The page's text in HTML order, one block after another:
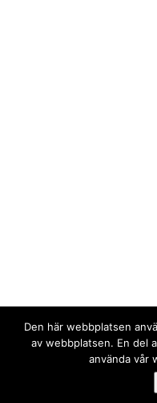
Den här webbplatsen
av webbplatsen. En del
använda vår